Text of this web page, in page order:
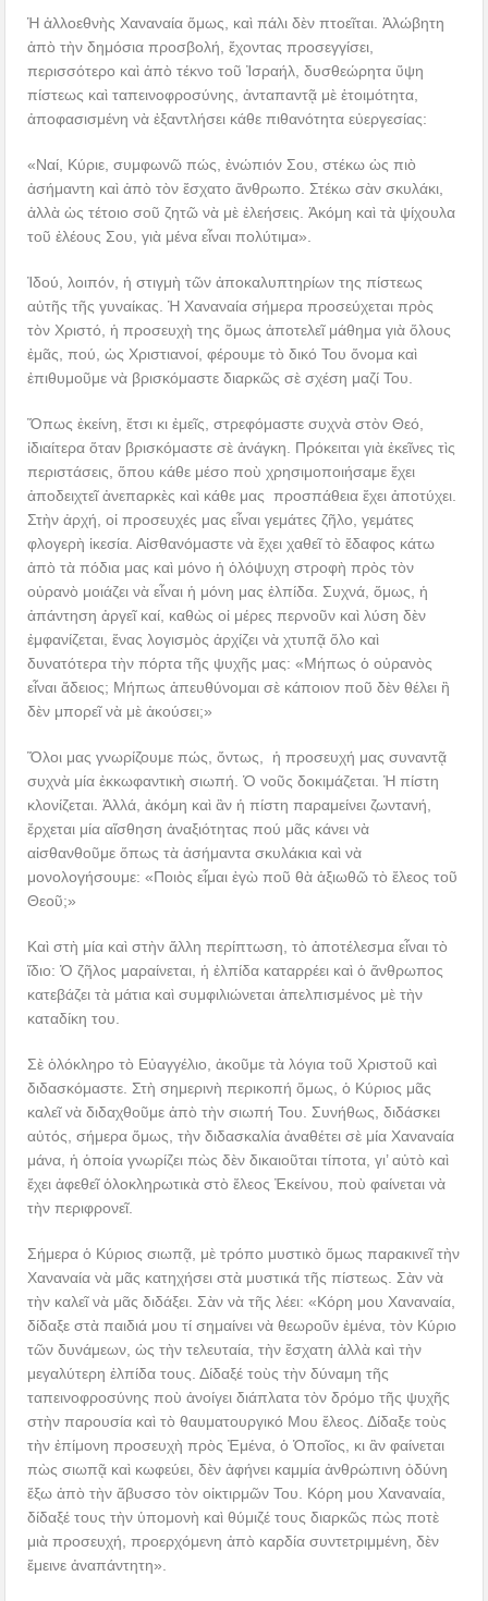
Ἡ ἀλλοεθνὴς Χαναναία ὅμως, καὶ πάλι δὲν πτοεῖται. Ἀλώβητη
ἀπὸ τὴν δημόσια προσβολή, ἔχοντας προσεγγίσει,
περισσότερο καὶ ἀπὸ τέκνο τοῦ Ἰσραήλ, δυσθεώρητα ὕψη
πίστεως καὶ ταπεινοφροσύνης, ἀνταπαντᾷ μὲ ἑτοιμότητα,
ἀποφασισμένη νὰ ἐξαντλήσει κάθε πιθανότητα εὐεργεσίας:
«Ναί, Κύριε, συμφωνῶ πώς, ἐνώπιόν Σου, στέκω ὡς πιὸ
ἀσήμαντη καὶ ἀπὸ τὸν ἔσχατο ἄνθρωπο. Στέκω σὰν σκυλάκι,
ἀλλὰ ὡς τέτοιο σοῦ ζητῶ νὰ μὲ ἐλεήσεις. Ἀκόμη καὶ τὰ ψίχουλα
τοῦ ἐλέους Σου, γιὰ μένα εἶναι πολύτιμα».
Ἰδού, λοιπόν, ἡ στιγμὴ τῶν ἀποκαλυπτηρίων της πίστεως
αὐτῆς τῆς γυναίκας. Ἡ Χαναναία σήμερα προσεύχεται πρὸς
τὸν Χριστό, ἡ προσευχὴ της ὅμως ἀποτελεῖ μάθημα γιὰ ὅλους
ἐμᾶς, πού, ὡς Χριστιανοί, φέρουμε τὸ δικό Του ὄνομα καὶ
ἐπιθυμοῦμε νὰ βρισκόμαστε διαρκῶς σὲ σχέση μαζί Του.
Ὅπως ἐκείνη, ἔτσι κι ἐμεῖς, στρεφόμαστε συχνὰ στὸν Θεό,
ἰδιαίτερα ὅταν βρισκόμαστε σὲ ἀνάγκη. Πρόκειται γιὰ ἐκεῖνες τὶς
περιστάσεις, ὅπου κάθε μέσο ποὺ χρησιμοποιήσαμε ἔχει
ἀποδειχτεῖ ἀνεπαρκὲς καὶ κάθε μας προσπάθεια ἔχει ἀποτύχει.
Στὴν ἀρχή, οἱ προσευχές μας εἶναι γεμάτες ζῆλο, γεμάτες
φλογερὴ ἱκεσία. Αἰσθανόμαστε νὰ ἔχει χαθεῖ τὸ ἔδαφος κάτω
ἀπὸ τὰ πόδια μας καὶ μόνο ἡ ὁλόψυχη στροφὴ πρὸς τὸν
οὐρανὸ μοιάζει νὰ εἶναι ἡ μόνη μας ἐλπίδα. Συχνά, ὅμως, ἡ
ἀπάντηση ἀργεῖ καί, καθὼς οἱ μέρες περνοῦν καὶ λύση δὲν
ἐμφανίζεται, ἕνας λογισμὸς ἀρχίζει νὰ χτυπᾷ ὅλο καὶ
δυνατότερα τὴν πόρτα τῆς ψυχῆς μας: «Μήπως ὁ οὐρανὸς
εἶναι ἄδειος; Μήπως ἀπευθύνομαι σὲ κάποιον ποῦ δὲν θέλει ἢ
δὲν μπορεῖ νὰ μὲ ἀκούσει;»
Ὅλοι μας γνωρίζουμε πώς, ὄντως, ἡ προσευχή μας συναντᾷ
συχνὰ μία ἐκκωφαντικὴ σιωπή. Ὁ νοῦς δοκιμάζεται. Ἡ πίστη
κλονίζεται. Ἀλλά, ἀκόμη καὶ ἂν ἡ πίστη παραμείνει ζωντανή,
ἔρχεται μία αἴσθηση ἀναξιότητας πού μᾶς κάνει νὰ
αἰσθανθοῦμε ὅπως τὰ ἀσήμαντα σκυλάκια καὶ νὰ
μονολογήσουμε: «Ποιὸς εἶμαι ἐγὼ ποῦ θὰ ἀξιωθῶ τὸ ἔλεος τοῦ
Θεοῦ;»
Καὶ στὴ μία καὶ στὴν ἄλλη περίπτωση, τὸ ἀποτέλεσμα εἶναι τὸ
ἴδιο: Ὁ ζῆλος μαραίνεται, ἡ ἐλπίδα καταρρέει καὶ ὁ ἄνθρωπος
κατεβάζει τὰ μάτια καὶ συμφιλιώνεται ἀπελπισμένος μὲ τὴν
καταδίκη του.
Σὲ ὁλόκληρο τὸ Εὐαγγέλιο, ἀκοῦμε τὰ λόγια τοῦ Χριστοῦ καὶ
διδασκόμαστε. Στὴ σημερινὴ περικοπή ὅμως, ὁ Κύριος μᾶς
καλεῖ νὰ διδαχθοῦμε ἀπὸ τὴν σιωπή Του. Συνήθως, διδάσκει
αὐτός, σήμερα ὅμως, τὴν διδασκαλία ἀναθέτει σὲ μία Χαναναία
μάνα, ἡ ὁποία γνωρίζει πὼς δὲν δικαιοῦται τίποτα, γι’ αὐτὸ καὶ
ἔχει ἀφεθεῖ ὁλοκληρωτικὰ στὸ ἔλεος Ἐκείνου, ποὺ φαίνεται νὰ
τὴν περιφρονεῖ.
Σήμερα ὁ Κύριος σιωπᾷ, μὲ τρόπο μυστικὸ ὅμως παρακινεῖ τὴν
Χαναναία νὰ μᾶς κατηχήσει στὰ μυστικά τῆς πίστεως. Σὰν νὰ
τὴν καλεῖ νὰ μᾶς διδάξει. Σὰν νὰ τῆς λέει: «Κόρη μου Χαναναία,
δίδαξε στὰ παιδιά μου τί σημαίνει νὰ θεωροῦν ἐμένα, τὸν Κύριο
τῶν δυνάμεων, ὡς τὴν τελευταία, τὴν ἔσχατη ἀλλὰ καὶ τὴν
μεγαλύτερη ἐλπίδα τους. Δίδαξέ τοὺς τὴν δύναμη τῆς
ταπεινοφροσύνης ποὺ ἀνοίγει διάπλατα τὸν δρόμο τῆς ψυχῆς
στὴν παρουσία καὶ τὸ θαυματουργικό Μου ἔλεος. Δίδαξε τοὺς
τὴν ἐπίμονη προσευχὴ πρὸς Ἐμένα, ὁ Ὁποῖος, κι ἂν φαίνεται
πὼς σιωπᾷ καὶ κωφεύει, δὲν ἀφήνει καμμία ἀνθρώπινη ὀδύνη
ἔξω ἀπὸ τὴν ἄβυσσο τὸν οἰκτιρμῶν Του. Κόρη μου Χαναναία,
δίδαξέ τους τὴν ὑπομονὴ καὶ θύμιζέ τους διαρκῶς πὼς ποτὲ
μιὰ προσευχή, προερχόμενη ἀπὸ καρδία συντετριμμένη, δὲν
ἔμεινε ἀναπάντητη».